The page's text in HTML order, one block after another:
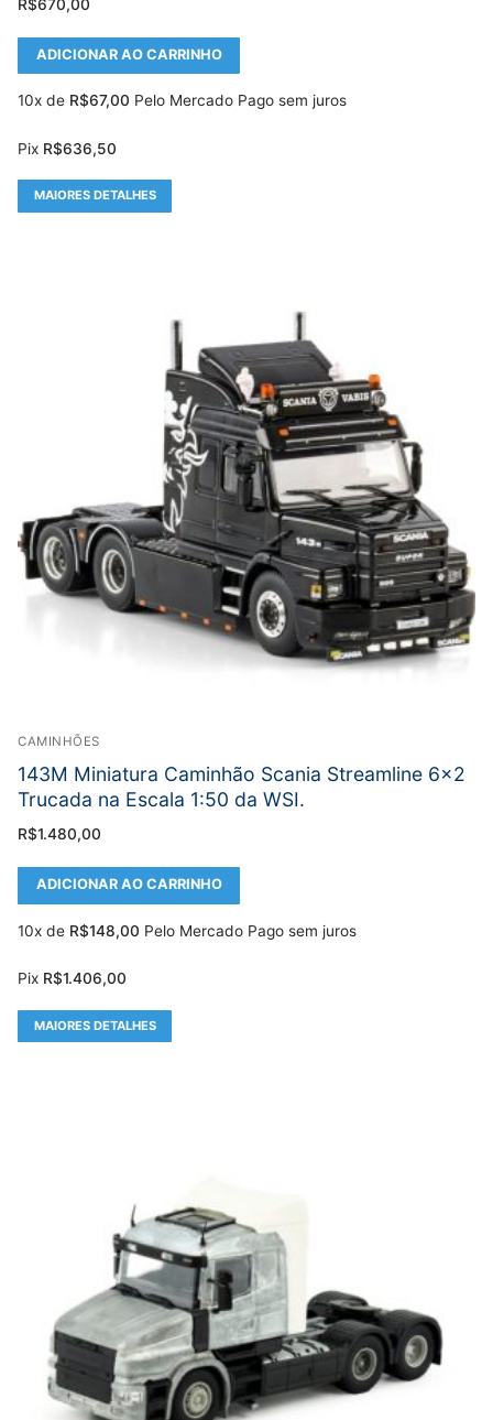
R$670,00
ADICIONAR AO CARRINHO
10x de R$67,00 Pelo Mercado Pago sem juros
Pix R$636,50
MAIORES DETALHES
CAMINHÕES
143M Miniatura Caminhão Scania Streamline 6×2
Trucada na Escala 1:50 da WSI.
R$1.480,00
ADICIONAR AO CARRINHO
10x de R$148,00 Pelo Mercado Pago sem juros
Pix R$1.406,00
MAIORES DETALHES